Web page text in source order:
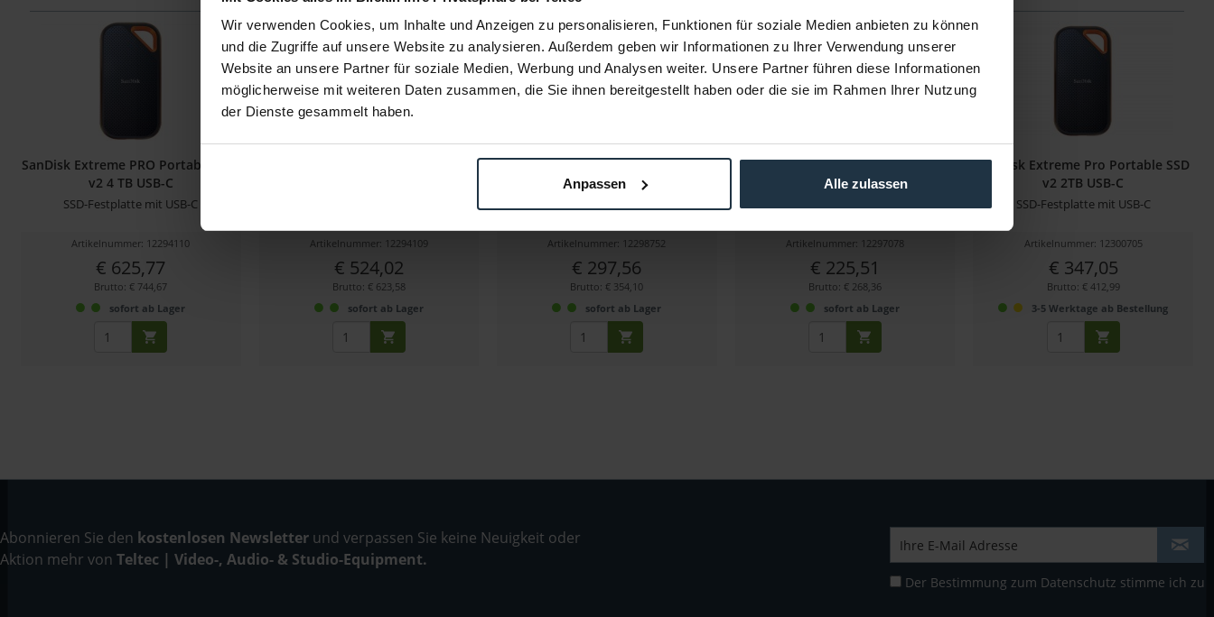
Wir verwenden Cookies, um Inhalte und Anzeigen zu personalisieren, Funktionen für soziale Medien anbieten zu können
und die Zugriffe auf unsere Website zu analysieren. Außerdem geben wir Informationen zu Ihrer Verwendung unserer
Website an unsere Partner für soziale Medien, Werbung und Analysen weiter. Unsere Partner führen diese Informationen
möglicherweise mit weiteren Daten zusammen, die Sie ihnen bereitgestellt haben oder die sie im Rahmen Ihrer Nutzung
der Dienste gesammelt haben.
Anpassen Alle zulassen
SanDisk Extreme PRO Portable SSD
v2 4 TB USB-C
SSD-Festplatte mit USB-C
Artikelnummer: 12294110
€ 625,77
Brutto: € 744,67
sofort ab Lager
SanDisk Extreme Portable SSD 4 TB
Artikelnummer: 12294109
€ 524,02
Brutto: € 623,58
sofort ab Lager
SanDisk Extreme Portable SSD V2 2
TB USB-C
Artikelnummer: 12298752
€ 297,56
Brutto: € 354,10
sofort ab Lager
SanDisk Extreme Pro Portable SSD
v2 1TB USB-C
Artikelnummer: 12297078
€ 225,51
Brutto: € 268,36
sofort ab Lager
SanDisk Extreme Pro Portable SSD
v2 2TB USB-C
SSD-Festplatte mit USB-C
Artikelnummer: 12300705
€ 347,05
Brutto: € 412,99
3-5 Werktage ab Bestellung
Abonnieren Sie den kostenlosen Newsletter und verpassen Sie keine Neuigkeit oder
Aktion mehr von Teltec | Video-, Audio- & Studio-Equipment.
Der Bestimmung zum Datenschutz stimme ich zu